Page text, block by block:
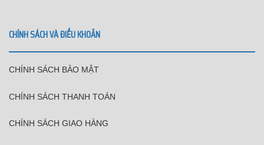
CHÍNH SÁCH VÀ ĐIỀU KHOẢN
CHÍNH SÁCH BẢO MẬT
CHÍNH SÁCH THANH TOÁN
CHÍNH SÁCH GIAO HÀNG